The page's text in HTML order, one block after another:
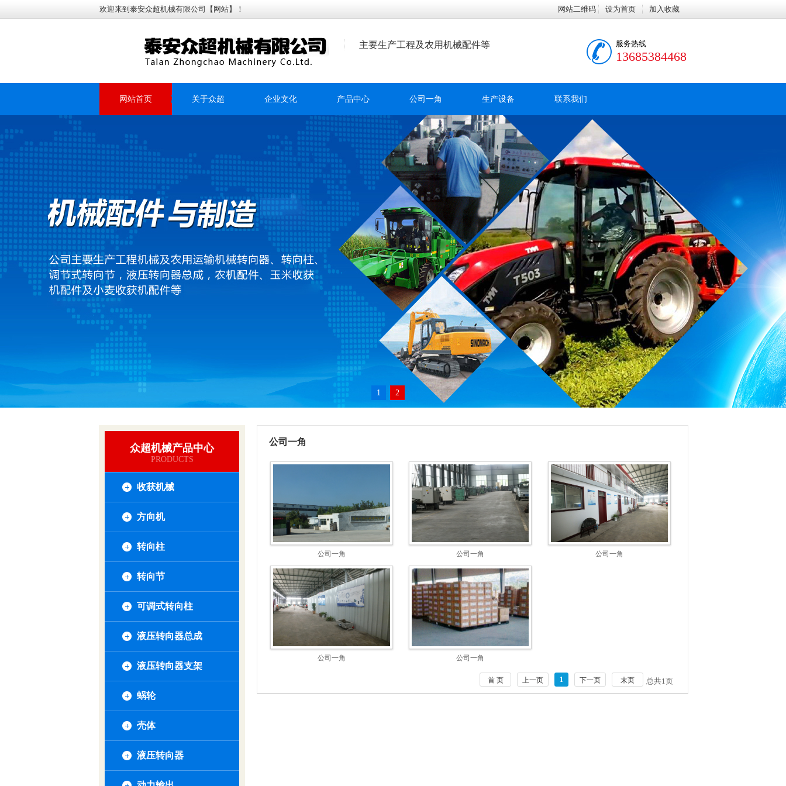
欢迎来到泰安众超机械有限公司【网站】！ 网站二维码 设为首页 加入收藏
主要生产工程及农用机械配件等 服务热线
13685384468
网站首页 关于众超 企业文化 产品中心 公司一角 生产设备 联系我们
1 2
众超机械产品中心
PRODUCTS
收获机械
方向机
转向柱
转向节
可调式转向柱
液压转向器总成
液压转向器支架
蜗轮
壳体
液压转向器
公司一角
公司一角 公司一角 公司一角
公司一角 公司一角
首 页 上一页 1 下一页 末页 总共1页